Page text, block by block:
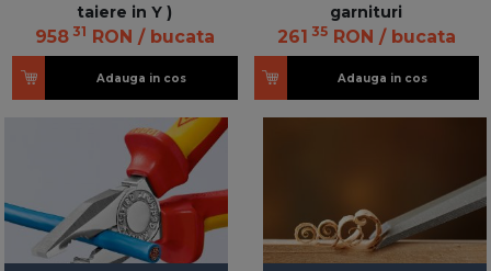
taiere in Y )
958 31 RON / bucata
Adauga in cos
garnituri
261 35 RON / bucata
Adauga in cos